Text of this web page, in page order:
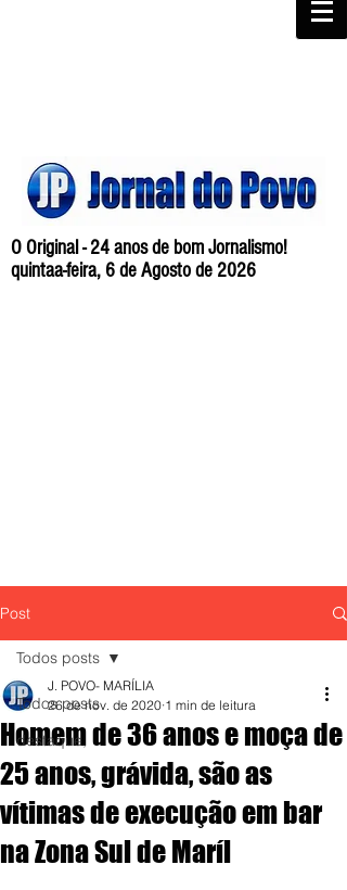
O Original - 24 anos de bom Jornalismo!
quintaa-feira, 6 de Agosto de 2026
Post
Todos posts
destaque,
Todos posts
Homem de 36 anos e moça de
25 anos, grávida, são as
vítimas de execução em bar
na Zona Sul de Maríl
J. POVO- MARÍLIA
26 de nov. de 2020 1 min de leitura